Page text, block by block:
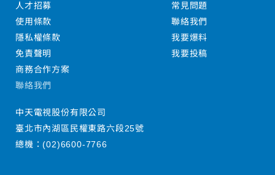
人才招募
使用條款
隱私權條款
免責聲明
商務合作方案
常見問題
聯絡我們
我要爆料
我要投稿
聯絡我們
中天電視股份有限公司
臺北市內湖區民權東路六段25號
總機：(02)6600-7766